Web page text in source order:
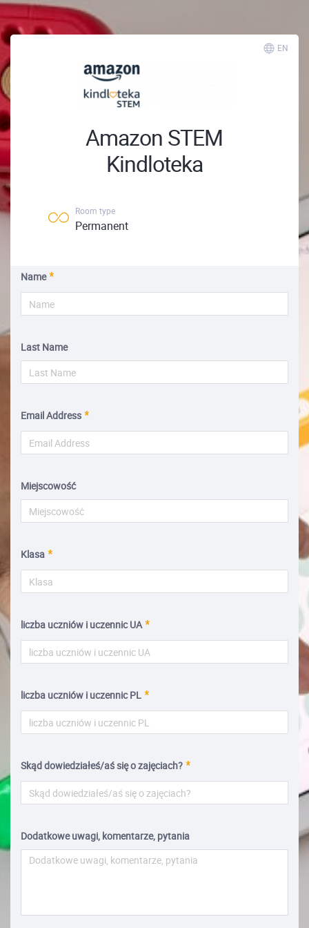
EN
Amazon STEM
Kindloteka
Room type
Permanent
Name
Last Name
Email Address
Miejscowość
Klasa
liczba uczniów i uczennic UA
liczba uczniów i uczennic PL
Skąd dowiedziałeś/aś się o zajęciach?
Dodatkowe uwagi, komentarze, pytania